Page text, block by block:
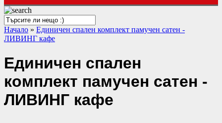
Начало » Единичен спален комплект памучен сатен -
ЛИВИНГ кафе
Единичен спален
комплект памучен сатен -
ЛИВИНГ кафе